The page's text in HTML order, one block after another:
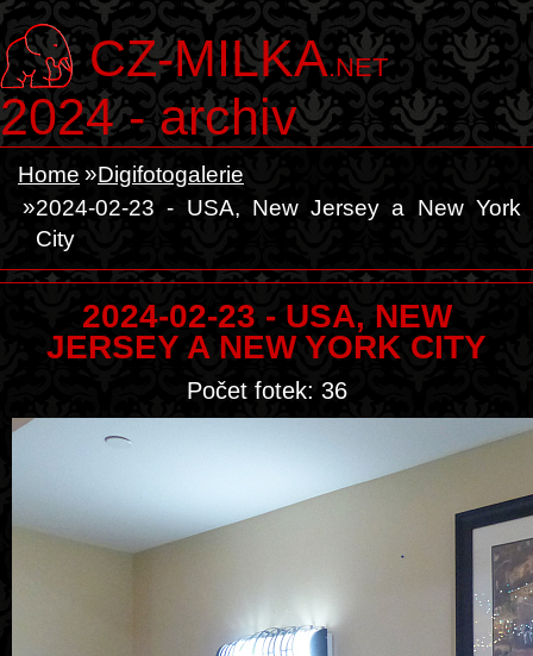
CZ-MILKA.NET
2024 - archiv
Home
Digifotogalerie
2024-02-23 - USA, New Jersey a New York
City
2024-02-23 - USA, NEW
JERSEY A NEW YORK CITY
Počet fotek: 36